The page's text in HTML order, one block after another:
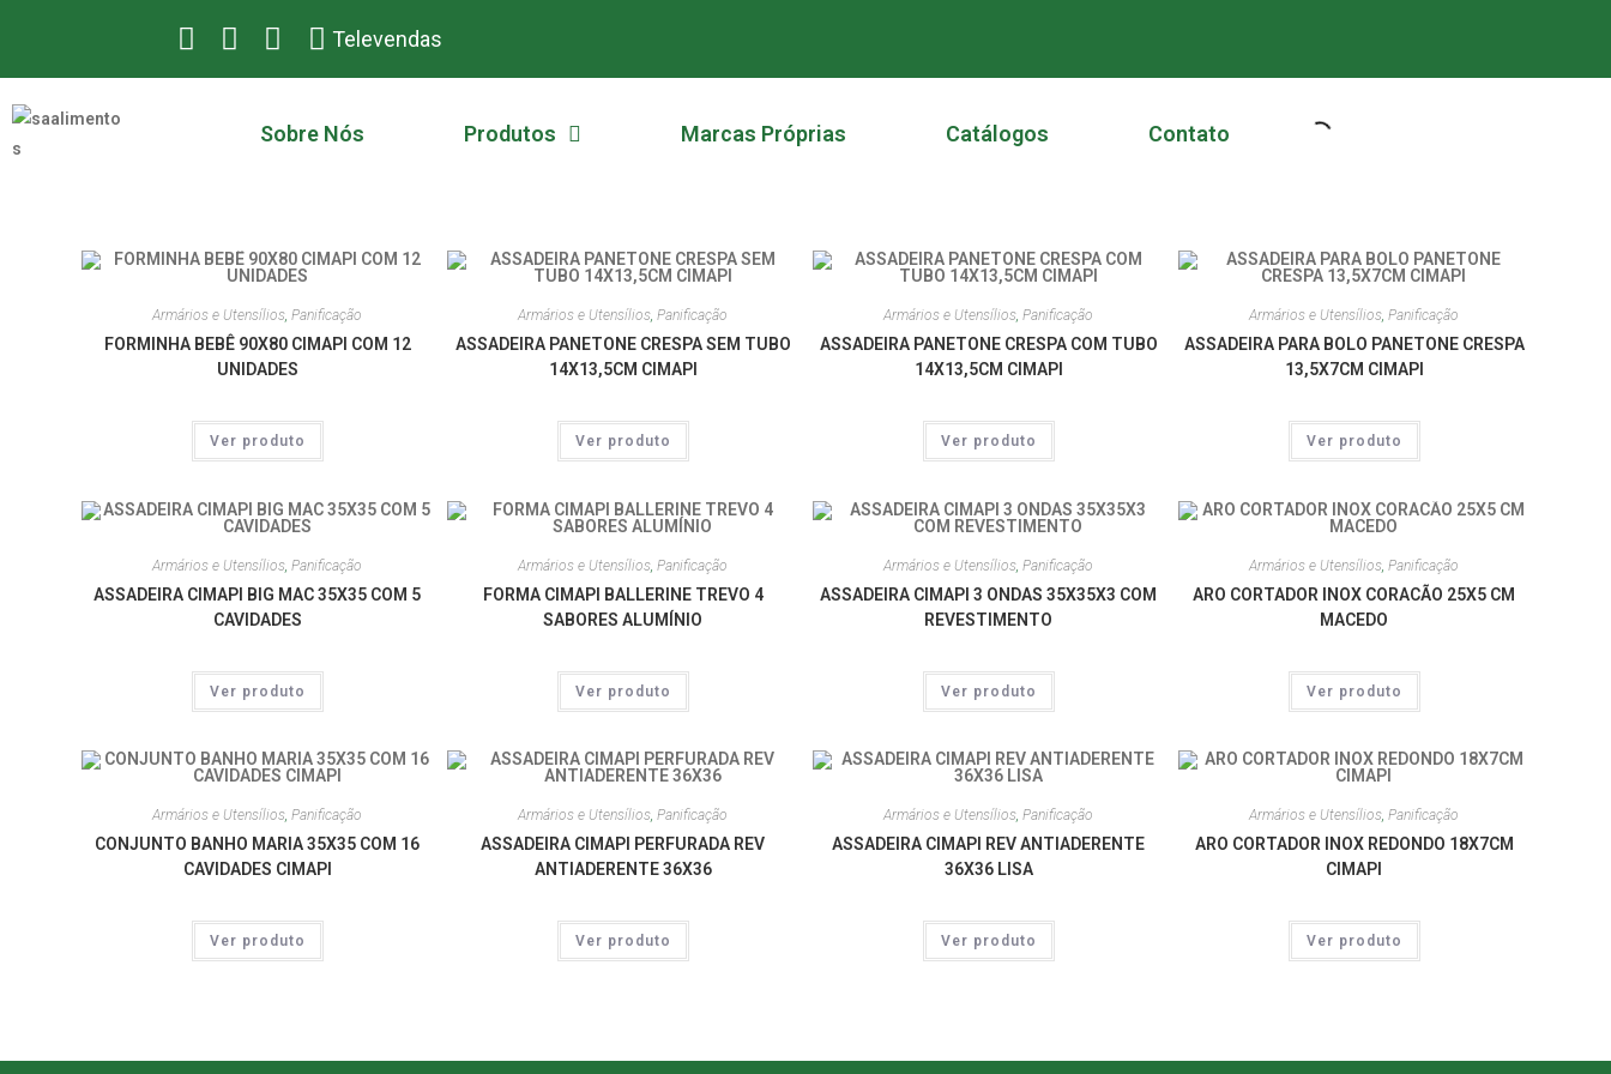
Televendas
Sobre Nós Produtos Marcas Próprias Catálogos Contato
Armários e Utensílios, Panificação
FORMINHA BEBÊ 90X80 CIMAPI COM 12
UNIDADES
Ver produto
Armários e Utensílios, Panificação
ASSADEIRA PANETONE CRESPA SEM TUBO
14X13,5CM CIMAPI
Ver produto
Armários e Utensílios, Panificação
ASSADEIRA PANETONE CRESPA COM TUBO
14X13,5CM CIMAPI
Ver produto
Armários e Utensílios, Panificação
ASSADEIRA PARA BOLO PANETONE CRESPA
13,5X7CM CIMAPI
Ver produto
Armários e Utensílios Panificação
ASSADEIRA CIMAPI BIG MAC 35X35 COM 5
CAVIDADES
Ver produto
Armários e Utensílios Panificação
FORMA CIMAPI BALLERINE TREVO 4
SABORES ALUMÍNIO
Ver produto
Armários e Utensílios Panificação
ASSADEIRA CIMAPI 3 ONDAS 35X35X3 COM
REVESTIMENTO
Ver produto
Armários e Utensílios Panificação
ARO CORTADOR INOX CORACÃO 25X5 CM
MACEDO
Ver produto
Armários e Utensílios, Panificação
CONJUNTO BANHO MARIA 35X35 COM 16
CAVIDADES CIMAPI
Ver produto
Armários e Utensílios, Panificação
ASSADEIRA CIMAPI PERFURADA REV
ANTIADERENTE 36X36
Ver produto
Armários e Utensílios, Panificação
ASSADEIRA CIMAPI REV ANTIADERENTE
36X36 LISA
Ver produto
Armários e Utensílios, Panificação
ARO CORTADOR INOX REDONDO 18X7CM
CIMAPI
Ver produto